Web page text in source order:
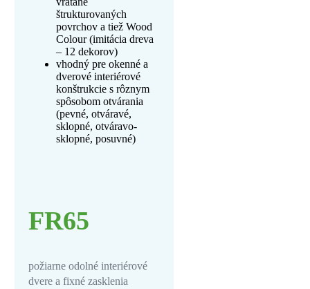
štrukturovaných
povrchov a tiež Wood
Colour (imitácia dreva
– 12 dekorov)
vhodný pre okenné a
dverové interiérové
konštrukcie s rôznym
spôsobom otvárania
(pevné, otváravé,
sklopné, otváravo-
sklopné, posuvné)
FR65
požiarne odolné interiérové
dvere a fixné zasklenia